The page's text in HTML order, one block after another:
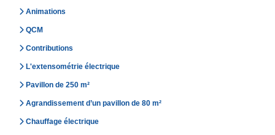
Animations
QCM
Contributions
L'extensométrie électrique
Pavillon de 250 m²
Agrandissement d’un pavillon de 80 m²
Chauffage électrique